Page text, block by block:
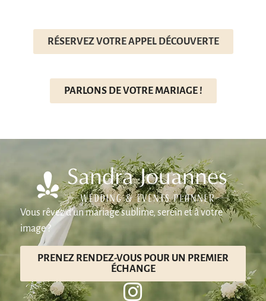
RÉSERVEZ VOTRE APPEL DÉCOUVERTE
PARLONS DE VOTRE MARIAGE !
Vous rêvez d’un mariage sublime, serein et à votre
image ?
PRENEZ RENDEZ-VOUS POUR UN PREMIER
ÉCHANGE